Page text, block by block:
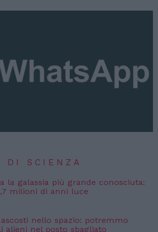
DI SCIENZA
la galassia più grande conosciuta:
milioni di anni luce
nello spazio: potremmo
alieni nel posto sbagliato